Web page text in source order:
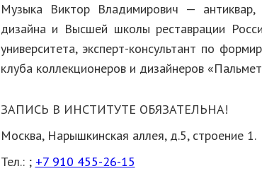
Музыка Виктор Владимирович —
дизайна и Высшей школы реставрации
университета, эксперт-консультант по
клуба коллекционеров и дизайнеров
ЗАПИСЬ В ИНСТИТУТЕ ОБЯЗАТЕЛЬНА!
Москва, Нарышкинская аллея, д.5, строение 1.
Тел.: ; +7 910 455-26-15